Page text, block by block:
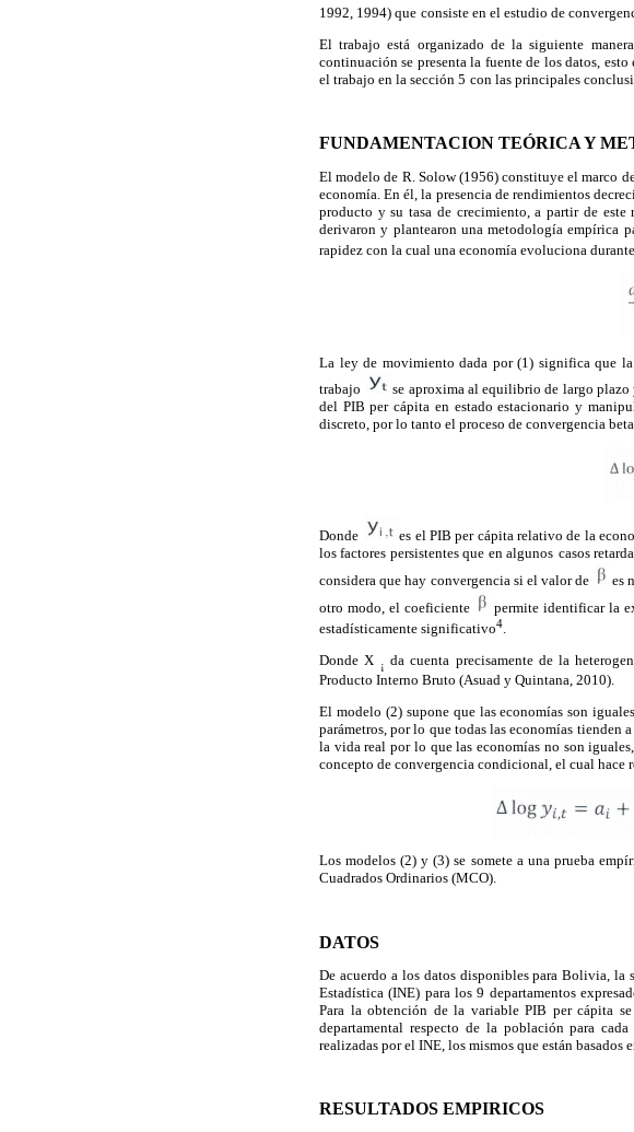
1992, 1994) que consiste en el estudio de
El trabajo está organizado de la siguiente
continuación se presenta la fuente de los datos,
el trabajo en la sección 5 con las principales
FUNDAMENTACION TEÓRICA Y
El modelo de R. Solow (1956) constituye el marco
economía. En él, la presencia de rendimientos
producto y su tasa de crecimiento, a partir de
derivaron y plantearon una metodología empírica
rapidez con la cual una economía evoluciona
La ley de movimiento dada por (1) significa que
trabajo
se aproxima al equilibrio de largo
del PIB per cápita en estado estacionario y
discreto, por lo tanto el proceso de convergencia
Donde es el PIB per cápita relativo de la
los factores persistentes que en algunos casos
considera que hay convergencia si el valor de
es
otro modo, el coeficiente
permite identificar la
estadísticamente significativo4
Donde X ¡ da cuenta precisamente de la
Producto Interno Bruto (Asuad y Quintana, 2010).
El modelo (2) supone que las economías son
parámetros, por lo que todas las economías tienden
la vida real por lo que las economías no son
concepto de convergencia condicional, el cual hace
Los modelos (2) y (3) se somete a una prueba
Cuadrados Ordinarios (MCO).
DATOS
De acuerdo a los datos disponibles para Bolivia,
Estadística (INE) para los 9 departamentos
Para la obtención de la variable PIB per cápita
departamental respecto de la población para
realizadas por el INE, los mismos que están basados
RESULTADOS EMPIRICOS